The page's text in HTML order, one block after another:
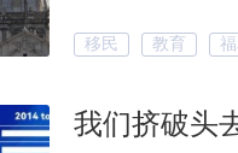
小妙招？赶紧跟着
移民报告》显示，
占全球移民总数的31%！ 为什么越来越多人都在
话总结： 身份含金量高、申根国出行自由、生活环境舒适、教育资
移民 教育 福